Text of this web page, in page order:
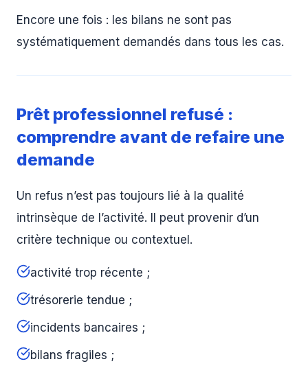
Encore une fois : les bilans ne sont pas
systématiquement demandés dans tous les cas.
Prêt professionnel refusé :
comprendre avant de refaire une
demande
Un refus n’est pas toujours lié à la qualité
intrinsèque de l’activité. Il peut provenir d’un
critère technique ou contextuel.
activité trop récente ;
trésorerie tendue ;
incidents bancaires ;
bilans fragiles ;